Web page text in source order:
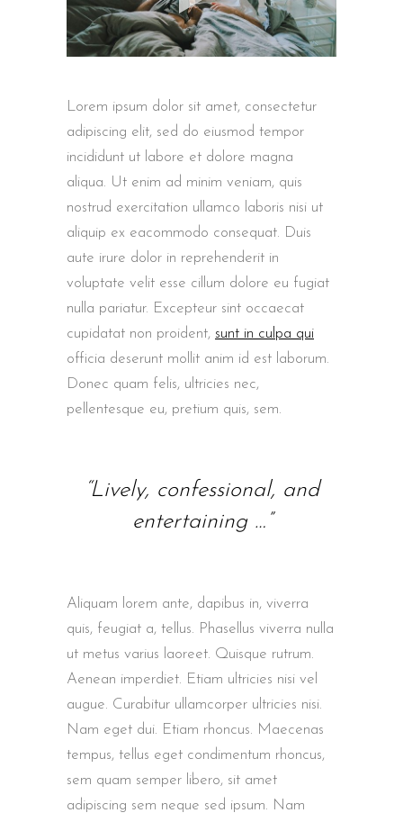
Lorem ipsum dolor sit amet, consectetur
adipiscing elit, sed do eiusmod tempor
incididunt ut labore et dolore magna
aliqua. Ut enim ad minim veniam, quis
nostrud exercitation ullamco laboris nisi ut
aliquip ex eacommodo consequat. Duis
aute irure dolor in reprehenderit in
voluptate velit esse cillum dolore eu fugiat
nulla pariatur. Excepteur sint occaecat
cupidatat non proident, sunt in culpa qui
officia deserunt mollit anim id est laborum.
Donec quam felis, ultricies nec,
pellentesque eu, pretium quis, sem.
“Lively, confessional, and
entertaining …”
Aliquam lorem ante, dapibus in, viverra
quis, feugiat a, tellus. Phasellus viverra nulla
ut metus varius laoreet. Quisque rutrum.
Aenean imperdiet. Etiam ultricies nisi vel
augue. Curabitur ullamcorper ultricies nisi.
Nam eget dui. Etiam rhoncus. Maecenas
tempus, tellus eget condimentum rhoncus,
sem quam semper libero, sit amet
adipiscing sem neque sed ipsum. Nam